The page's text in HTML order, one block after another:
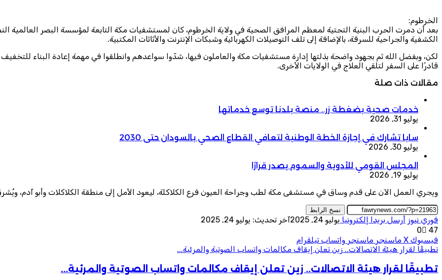
الخرطوم:
بعد أن دمرت الحرب البنية التحتية لمعظم المرافق الصحية في ولاية الخرطوم، كان لمستشفيات مكة التابعة لمؤسسة البصر العالمية
الكشفية والجراحية للسرقة، بالإضافة إلى تلف التوصيلات الكهربائية وشبكات الإنترنت والأثاثات المكتبية.
لكن، وبفضل الله ثم بجهود واضحة بذلتها إدارة مستشفيات مكة والعاملون فيها، شدّوا سواعدهم وانطلقوا في مهمة إعادة البناء
قادرًا على السفر لتلقي العلاج في الولايات الأخرى.
مقالات ذات صلة
خدمات صحية بضغطة زر.. منصة بلدنا توسع خدماتها
يوليو 31, 2026
سابا تشارك في إجازة الخطة الوطنية لتعافي القطاع الصحي بالسودان حتى 2030
يوليو 30, 2026
المجلس القومي للأدوية والسموم يصدر قرارًا
يوليو 19, 2026
ويجري العمل الآن على قدم وساق في مستشفى مكة لطب وجراحة العيون فرع الكلاكلة، ليعود الأمل إلى منطقة الكلاكلات وأبو آدم،
نسخ الرابط
فوري نيوز أرسل بريدا إلكترونيا يوليو 24, 2025
آخر تحديث: يوليو 24, 2025
0
47
فيسبوك ‫X ماسنجر ماسنجر واتساب تيلقرام
تطبيقًا لقرار هيئة الاتصالات.. زين تعلن إيقاف مكالمات واتساب الصوتية والمرئية...
تطبيقًا لقرار هيئة الاتصالات.. زين تعلن إيقاف مكالمات واتساب الصوتية والمرئية...